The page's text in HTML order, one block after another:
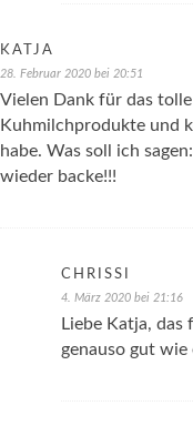
KATJA
28. Februar 2020 bei 20:51
Vielen Dank für das
Kuhmilchprodukte und
habe. Was soll ich
wieder backe!!!
CHRISSI
4. März 2020 bei 21:16
Liebe Katja,
genauso gut wie